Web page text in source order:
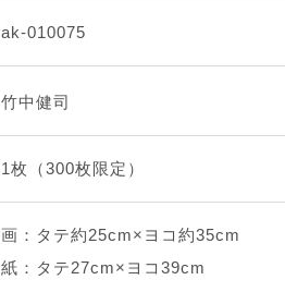
竹中健司
1枚（300枚限定）
画：タテ約25cm×ヨコ約35cm
紙：タテ27cm×ヨコ39cm
ak-010075